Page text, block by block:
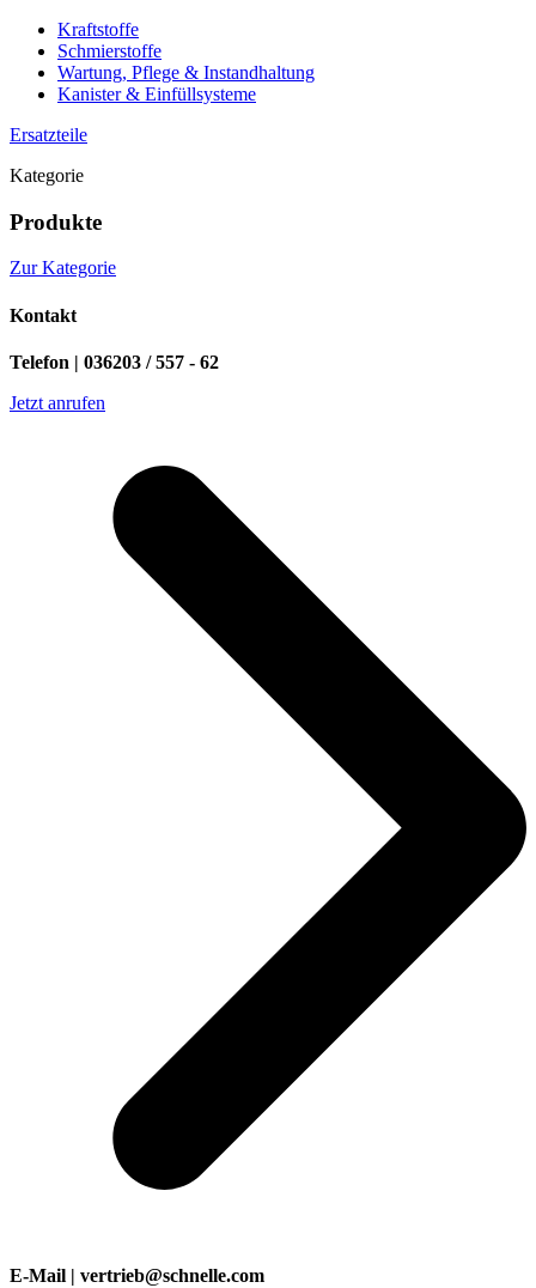
Kraftstoffe
Schmierstoffe
Wartung, Pflege & Instandhaltung
Kanister & Einfüllsysteme
Ersatzteile
Kategorie
Produkte
Zur Kategorie
Kontakt
Telefon | 036203 / 557 - 62
Jetzt anrufen
E-Mail | vertrieb@schnelle.com